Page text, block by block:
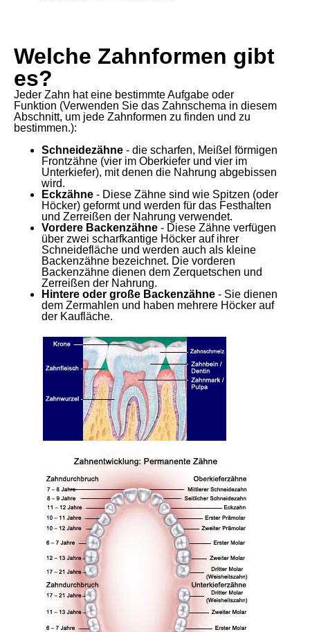
Welche Zahnformen gibt
es?
Jeder Zahn hat eine bestimmte Aufgabe oder
Funktion (Verwenden Sie das Zahnschema in diesem
Abschnitt, um jede Zahnformen zu finden und zu
bestimmen.):
Schneidezähne - die scharfen, Meißel förmigen
Frontzähne (vier im Oberkiefer und vier im
Unterkiefer), mit denen die Nahrung abgebissen
wird.
Eckzähne - Diese Zähne sind wie Spitzen (oder
Höcker) geformt und werden für das Festhalten
und Zerreißen der Nahrung verwendet.
Vordere Backenzähne - Diese Zähne verfügen
über zwei scharfkantige Höcker auf ihrer
Schneidefläche und werden auch als kleine
Backenzähne bezeichnet. Die vorderen
Backenzähne dienen dem Zerquetschen und
Zerreißen der Nahrung.
Hintere oder große Backenzähne - Sie dienen
dem Zermahlen und haben mehrere Höcker auf
der Kaufläche.